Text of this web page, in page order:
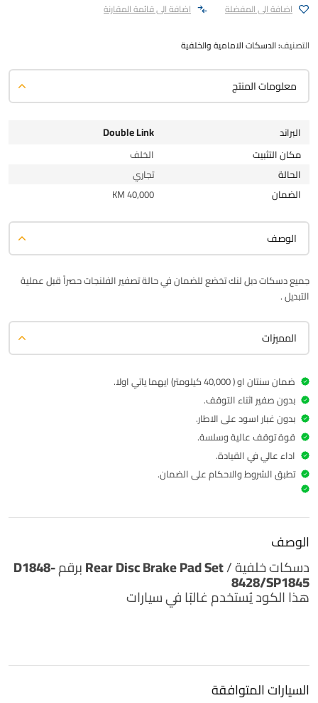
اضافة الى المفضلة اضافة الى قائمة المقارنة
التصنيف:الدسكات الامامية والخلفية
معلومات المنتج
البراند Double Link
مكان التثبيت
الخلف
الحالة
تجاري
الضمان
40,000 KM
الوصف
جميع دسكات دبل لنك تخضع للضمان في حالة تصفير الفلنجات حصراً قبل عملية
التبديل .
المميزات
ضمان سنتان او ( 40,000 كيلومتر) ايهما ياتي اولا.
بدون صفير اثناء التوقف.
بدون غبار اسود على الاطار.
قوة توقف عالية وسلسة.
اداء عالي في القيادة.
تطبق الشروط والاحكام على الضمان.
الوصف
دسكات خلفية /Rear Disc Brake Pad SetبرقمD1848-
8428/SP1845
هذا الكود يُستخدم غالبًا في سيارات
السيارات المتوافقة